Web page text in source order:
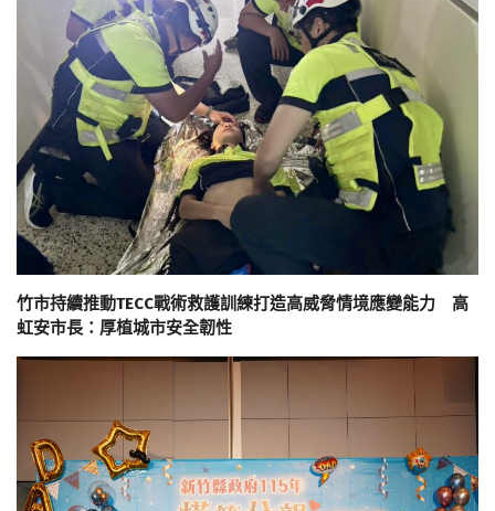
竹市持續推動TECC戰術救護訓練打造高威脅情境應變能力 高
虹安市長：厚植城市安全韌性